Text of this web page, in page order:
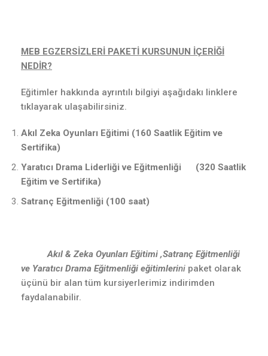
MEB EGZERSİZLERİ PAKETİ KURSUNUN İÇERİĞİ
NEDİR?
Eğitimler hakkında ayrıntılı bilgiyi aşağıdakı linklere
tıklayarak ulaşabilirsiniz.
Akıl Zeka Oyunları Eğitimi (160 Saatlik Eğitim ve
Sertifika)
Yaratıcı Drama Liderliği ve Eğitmenliği (320 Saatlik
Eğitim ve Sertifika)
Satranç Eğitmenliği (100 saat)
Akıl & Zeka Oyunları Eğitimi ,Satranç Eğitmenliği
ve Yaratıcı Drama Eğitmenliği eğitimlerini paket olarak
üçünü bir alan tüm kursiyerlerimiz indirimden
faydalanabilir.